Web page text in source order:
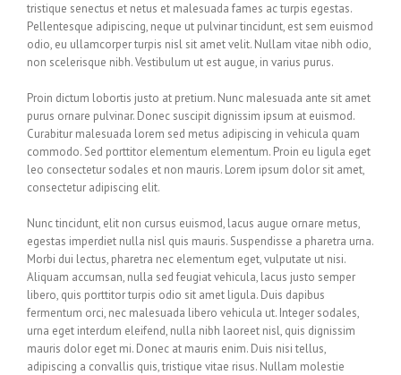
tristique senectus et netus et malesuada fames ac turpis egestas.
Pellentesque adipiscing, neque ut pulvinar tincidunt, est sem euismod
odio, eu ullamcorper turpis nisl sit amet velit. Nullam vitae nibh odio,
non scelerisque nibh. Vestibulum ut est augue, in varius purus.
Proin dictum lobortis justo at pretium. Nunc malesuada ante sit amet
purus ornare pulvinar. Donec suscipit dignissim ipsum at euismod.
Curabitur malesuada lorem sed metus adipiscing in vehicula quam
commodo. Sed porttitor elementum elementum. Proin eu ligula eget
leo consectetur sodales et non mauris. Lorem ipsum dolor sit amet,
consectetur adipiscing elit.
Nunc tincidunt, elit non cursus euismod, lacus augue ornare metus,
egestas imperdiet nulla nisl quis mauris. Suspendisse a pharetra urna.
Morbi dui lectus, pharetra nec elementum eget, vulputate ut nisi.
Aliquam accumsan, nulla sed feugiat vehicula, lacus justo semper
libero, quis porttitor turpis odio sit amet ligula. Duis dapibus
fermentum orci, nec malesuada libero vehicula ut. Integer sodales,
urna eget interdum eleifend, nulla nibh laoreet nisl, quis dignissim
mauris dolor eget mi. Donec at mauris enim. Duis nisi tellus,
adipiscing a convallis quis, tristique vitae risus. Nullam molestie